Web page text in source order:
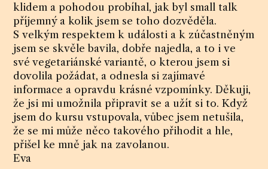
klidem a pohodou probíhal, jak byl small talk
příjemný a kolik jsem se toho dozvěděla.
S velkým respektem k události a k zúčastněným
jsem se skvěle bavila, dobře najedla, a to i ve
své vegetariánské variantě, o kterou jsem si
dovolila požádat, a odnesla si zajímavé
informace a opravdu krásné vzpomínky. Děkuji,
že jsi mi umožnila připravit se a užít si to. Když
jsem do kursu vstupovala, vůbec jsem netušila,
že se mi může něco takového přihodit a hle,
přišel ke mně jak na zavolanou.
Eva